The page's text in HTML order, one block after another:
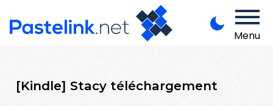
Menu
[Kindle] Stacy téléchargement